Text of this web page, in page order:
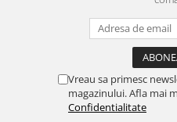
Vreau sa primesc
magazinului. Afla mai
Confidentialitate